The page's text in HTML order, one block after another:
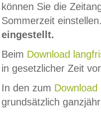
können Sie die
Sommerzeit
eingestellt.
Beim Download
in gesetzlicher Zeit
In den zum Download
grundsätzlich